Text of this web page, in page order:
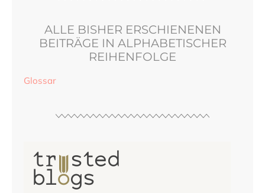
ALLE BISHER ERSCHIENENEN
BEITRÄGE IN ALPHABETISCHER
REIHENFOLGE
Glossar